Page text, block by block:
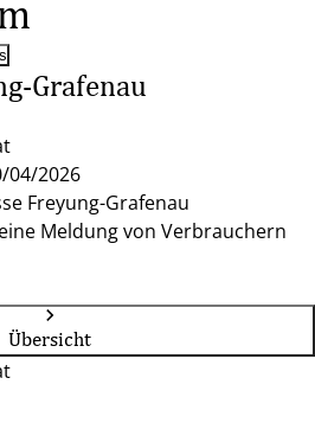
Grafenau
04/2026
Freyung-Grafenau
Meldung von Verbrauchern
Übersicht